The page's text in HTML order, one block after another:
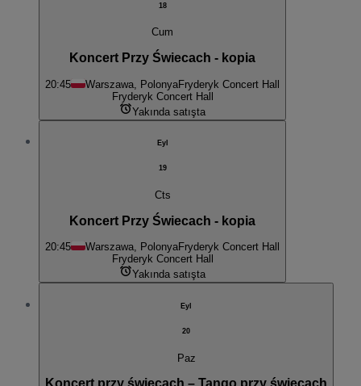
18
Cum
Koncert Przy Świecach - kopia
20:45 Warszawa, PolonyaFryderyk Concert Hall
Fryderyk Concert Hall
Yakında satışta
Eyl
19
Cts
Koncert Przy Świecach - kopia
20:45 Warszawa, PolonyaFryderyk Concert Hall
Fryderyk Concert Hall
Yakında satışta
Eyl
20
Paz